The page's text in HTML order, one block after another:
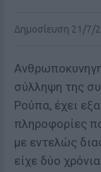
Δημοσίευση 21/7/
σύλληψη της
Ρούπα, έχει
πληροφορίες
με εντελώς
είχε δύο